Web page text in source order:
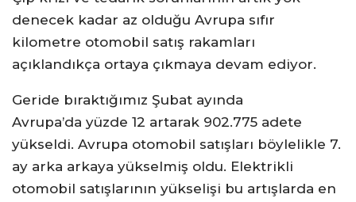
denecek kadar az olduğu Avrupa sıfır
kilometre otomobil satış rakamları
açıklandıkça ortaya çıkmaya devam ediyor.
Geride bıraktığımız Şubat ayında
Avrupa’da yüzde 12 artarak 902.775 adete
yükseldi. Avrupa otomobil satışları böylelikle 7.
ay arka arkaya yükselmiş oldu. Elektrikli
otomobil satışlarının yükselişi bu artışlarda en